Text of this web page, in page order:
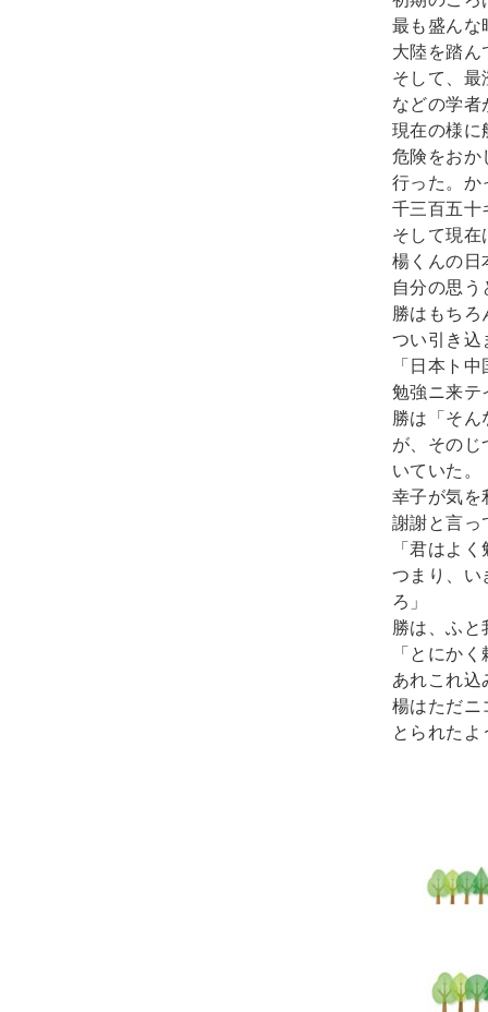
最も盛んな
大陸を踏ん
そして、
などの学
現在の様に
危険をおか
行った。か
千三百五十
そして現
楊くんの日
自分の思
勝はもち
つい引き込
「日本ト
勉強ニ来テ
勝は「そ
が、その
いていた。
幸子が気を
謝謝と言っ
「君はよ
つまり、い
ろ」
勝は、ふと
「とにか
あれこれ
楊はただニ
とられた